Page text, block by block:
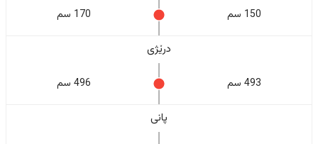
150 سم 170 سم
درێژی
493 سم 496 سم
پانی